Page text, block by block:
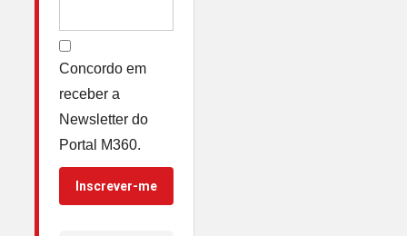
Concordo em
receber a
Newsletter do
Portal M360.
Inscrever-me